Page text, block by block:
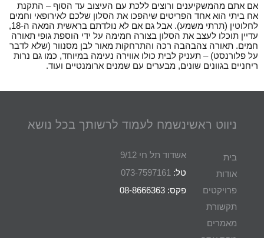
אם אתם מהמשקיענים ורוצים ללכת עם העיצוב עד הסוף – התקנת
אח ביתי הוא אחד הפריטים שיהפכו את הסלון שלכם לאירופאי וחמים
לחלוטין (תרתי משמע). אבל גם אם לא נולדתם בראשית המאה ה-18,
עדיין תוכלו לעצב את הסלון בצורה חמימה על ידי הוספת גופי תאורה
חמים. תאורה צהבהבה רכה והתרחקות מאור לבן מסנוור (שלא לדבר
על פלורנסט) – תעניק לבית כולו אווירה נעימה במיוחד, כמו גם נרות
ריחניים בגוונים שונים, מבערים עם שמנים ארומנטיים ועוד.
ניווט ראשי
בית
אודות
פרויקטים
תקשורת
מאמרים
נשמח לעמוד לרשותך בכל נושא
אשדוד תל חי 9/12
טל: 073-7597161
פקס: 08-8666363